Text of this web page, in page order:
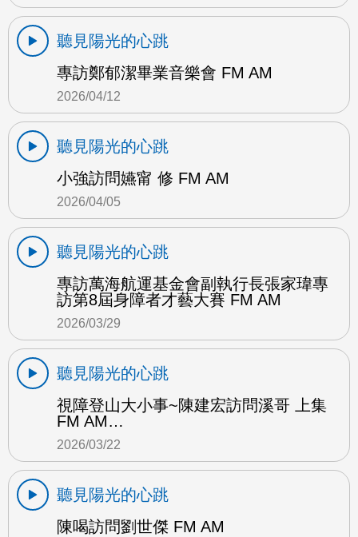
聽見陽光的心跳
專訪鄭郁潔畢業音樂會 FM AM
2026/04/12
聽見陽光的心跳
小強訪問嬿甯 修 FM AM
2026/04/05
聽見陽光的心跳
專訪萬海航運基金會副執行長張家瑋專
訪第8屆身障者才藝大賽 FM AM
2026/03/29
聽見陽光的心跳
視障登山大小事~陳建宏訪問溪哥 上集
FM AM…
2026/03/22
聽見陽光的心跳
陳喝訪問劉世傑 FM AM